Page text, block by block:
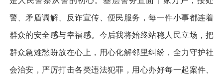
警、矛盾调解、反诈宣传、便民服务，每一件小事都连着
群众的安全感与幸福感。今后我将始终站稳人民立场，把
群众急难愁盼放在心上，用心化解邻里纠纷，全力守护社
会治安，严厉打击各类违法犯罪，用心办好每一起案件、